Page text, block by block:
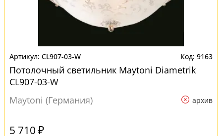
CL907-03-W 9163
Потолочный светильник Maytoni Diametrik
CL907-03-W
Maytoni (Германия)
архив
5 710 ₽